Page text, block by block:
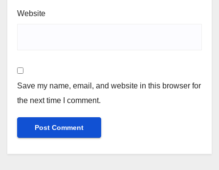
Website
Save my name, email, and website in this browser for
the next time I comment.